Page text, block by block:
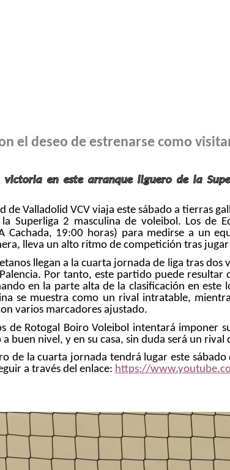
el deseo de estrenarse como
en este arranque liguero de la
de Valladolid VCV viaja este sábado a tierras
Superliga 2 masculina de voleibol. Los de
Cachada, 19:00 horas) para medirse a un
lleva un alto ritmo de competición tras jugar
llegan a la cuarta jornada de liga tras
Por tanto, este partido puede resultar
en la parte alta de la clasificación en este
se muestra como un rival intratable,
varios marcadores ajustado.
de Rotogal Boiro Voleibol intentará imponer
buen nivel, y en su casa, sin duda será un
de la cuarta jornada tendrá lugar este
a través del enlace: https://